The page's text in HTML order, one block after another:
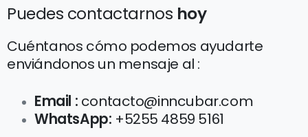
Puedes contactarnos hoy
Cuéntanos cómo podemos ayudarte
enviándonos un mensaje al :
Email : contacto@inncubar.com
WhatsApp: +5255 4859 5161